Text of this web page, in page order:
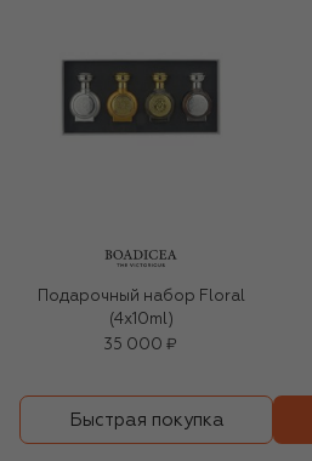
Подарочный набор Floral
(4x10ml)
35 000 ₽
Быстрая покупка